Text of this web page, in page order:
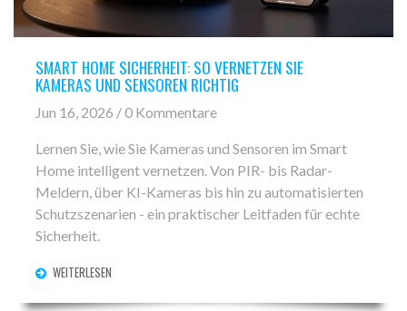
SMART HOME SICHERHEIT: SO VERNETZEN SIE
KAMERAS UND SENSOREN RICHTIG
Jun 16, 2026 / 0 Kommentare
Lernen Sie, wie Sie Kameras und Sensoren im Smart
Home intelligent vernetzen. Von PIR- bis Radar-
Meldern, über KI-Kameras bis hin zu automatisierten
Schutzszenarien - ein praktischer Leitfaden für echte
Sicherheit.
WEITERLESEN